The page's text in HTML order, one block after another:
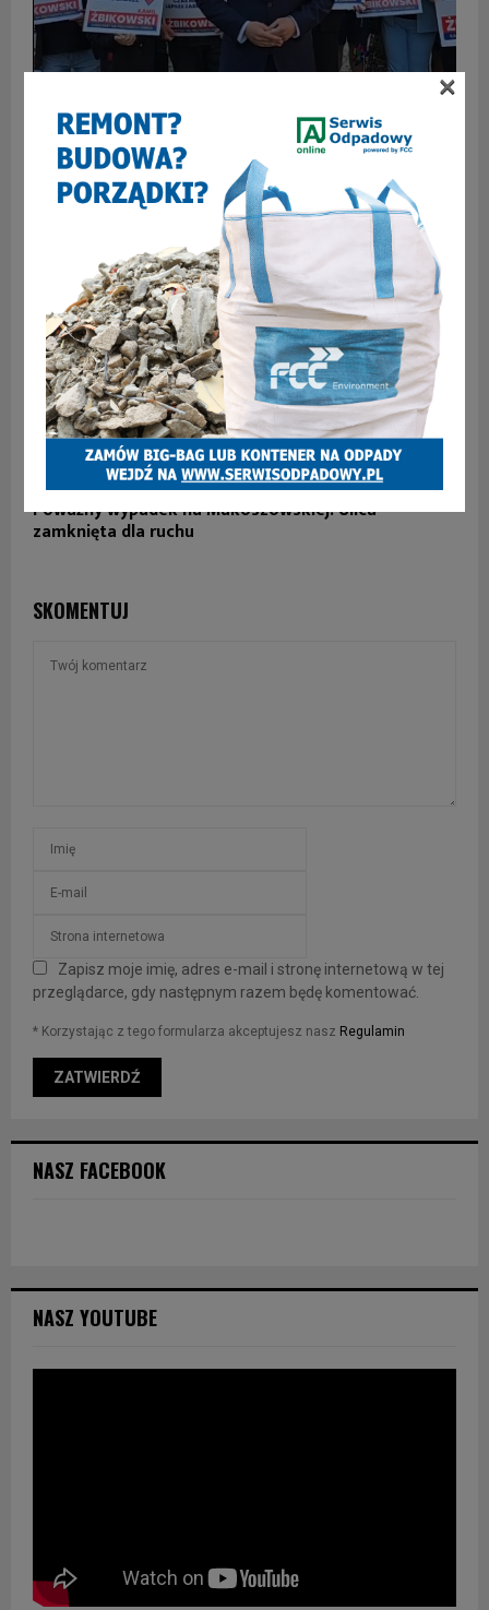
Kamil Żbikowski zebrał ponad 4000 podpisów
poparcia w wyborach prezydenckich
Poważny wypadek na Makoszowskiej! Ulica
zamknięta dla ruchu
SKOMENTUJ
Zapisz moje imię, adres e-mail i stronę internetową w tej
przeglądarce, gdy następnym razem będę komentować.
* Korzystając z tego formularza akceptujesz nasz Regulamin
NASZ FACEBOOK
NASZ YOUTUBE
×